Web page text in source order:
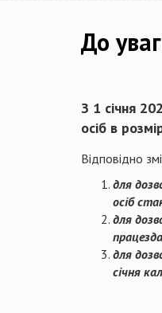
До
З 1 січня
осіб в
Відповідно
для
осіб
для
для
січня